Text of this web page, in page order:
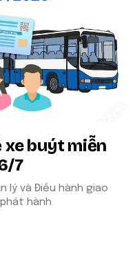
xe buýt miễn
7
lý và Điều hành giao
hành